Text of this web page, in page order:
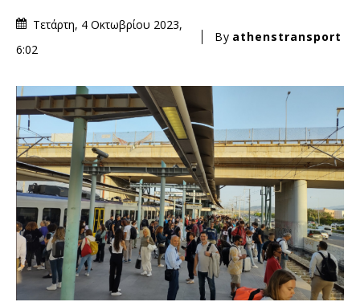
Τετάρτη, 4 Οκτωβρίου 2023,
6:02
By athenstransport